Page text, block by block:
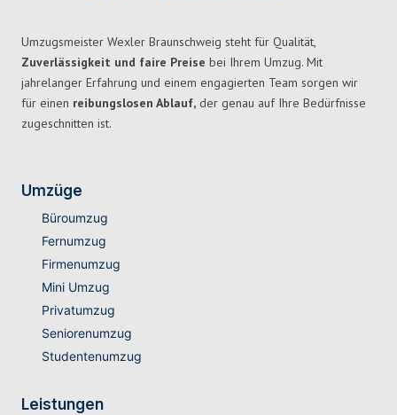
Umzugsmeister Wexler Braunschweig steht für Qualität,
Zuverlässigkeit und faire Preise bei Ihrem Umzug. Mit
jahrelanger Erfahrung und einem engagierten Team sorgen wir
für einen reibungslosen Ablauf, der genau auf Ihre Bedürfnisse
zugeschnitten ist.
Umzüge
Büroumzug
Fernumzug
Firmenumzug
Mini Umzug
Privatumzug
Seniorenumzug
Studentenumzug
Leistungen